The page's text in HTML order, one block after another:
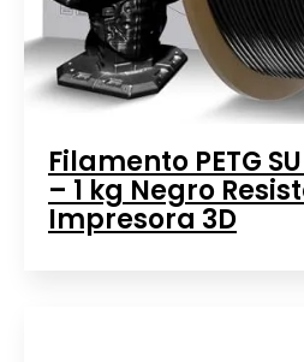
Filamento PETG
– 1 kg Negro
Impresora 3D